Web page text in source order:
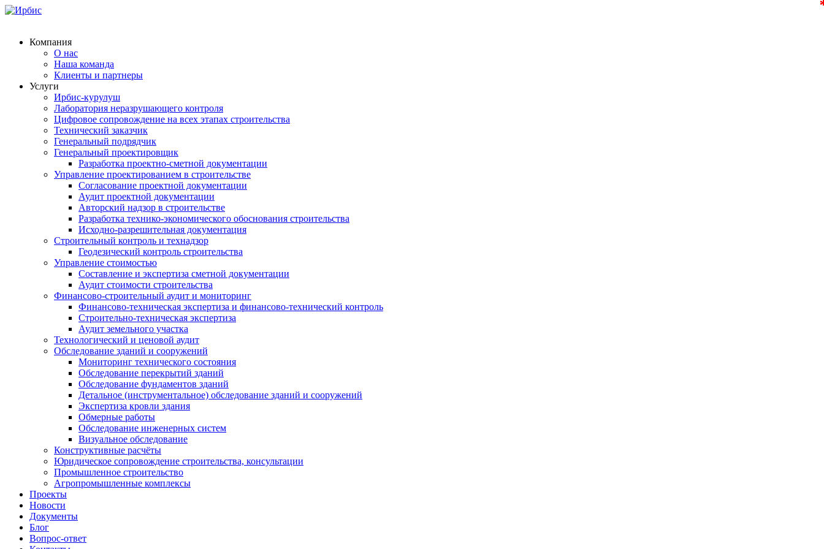
Компания
О нас
Наша команда
Клиенты и партнеры
Услуги
Ирбис-курулуш
Лаборатория неразрушающего контроля
Цифровое сопровождение на всех этапах строительства
Технический заказчик
Генеральный подрядчик
Генеральный проектировщик
Разработка проектно-сметной документации
Управление проектированием в строительстве
Согласование проектной документации
Аудит проектной документации
Авторский надзор в строительстве
Разработка технико-экономического обоснования строительства
Исходно-разрешительная документация
Строительный контроль и технадзор
Геодезический контроль строительства
Управление стоимостью
Составление и экспертиза сметной документации
Аудит стоимости строительства
Финансово-строительный аудит и мониторинг
Финансово-техническая экспертиза и финансово-технический контроль
Строительно-техническая экспертиза
Аудит земельного участка
Технологический и ценовой аудит
Обследование зданий и сооружений
Мониторинг технического состояния
Обследование перекрытий зданий
Обследование фундаментов зданий
Детальное (инструментальное) обследование зданий и сооружений
Экспертиза кровли здания
Обмерные работы
Обследование инженерных систем
Визуальное обследование
Конструктивные расчёты
Юридическое сопровождение строительства, консультации
Промышленное строительство
Агропромышленные комплексы
Проекты
Новости
Документы
Блог
Вопрос-ответ